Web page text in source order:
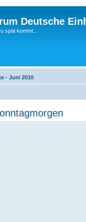
Deutsche
spät kommt...
- Juni 2010